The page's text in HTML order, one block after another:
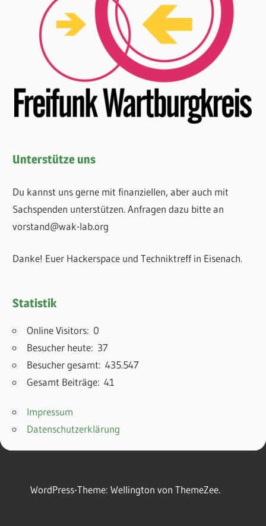
Unterstütze uns
Du kannst uns gerne mit finanziellen, aber auch mit
Sachspenden unterstützen. Anfragen dazu bitte an
vorstand@wak-lab.org
Danke! Euer Hackerspace und Techniktreff in Eisenach.
Statistik
Online Visitors: 0
Besucher heute: 37
Besucher gesamt:435.547
Gesamt Beiträge:41
Impressum
Datenschutzerklärung
WordPress-Theme: Wellington von ThemeZee.